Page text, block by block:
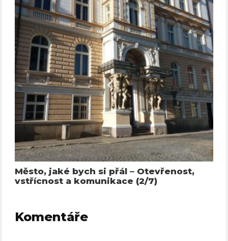
Město, jaké bych si přál – Otevřenost,
vstřícnost a komunikace (2/7)
Komentáře